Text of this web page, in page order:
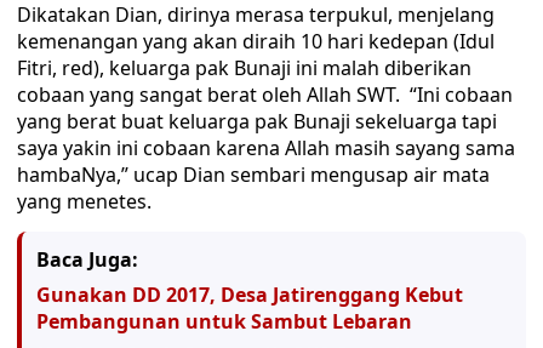
Dikatakan Dian, dirinya merasa terpukul, menjelang
kemenangan yang akan diraih 10 hari kedepan (Idul
Fitri, red), keluarga pak Bunaji ini malah diberikan
cobaan yang sangat berat oleh Allah SWT. “Ini cobaan
yang berat buat keluarga pak Bunaji sekeluarga tapi
saya yakin ini cobaan karena Allah masih sayang sama
hambaNya,” ucap Dian sembari mengusap air mata
yang menetes.
Baca Juga:
Gunakan DD 2017, Desa Jatirenggang Kebut
Pembangunan untuk Sambut Lebaran